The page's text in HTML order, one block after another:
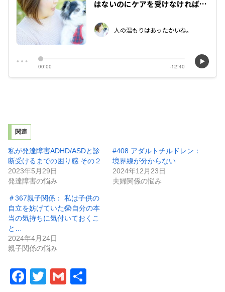
関連
私が発達障害ADHD/ASDと診
断受けるまでの困り感 その２
2023年5月29日
発達障害の悩み
#408 アダルトチルドレン：
境界線が分からない
2024年12月23日
夫婦関係の悩み
＃367親子関係： 私は子供の
自立を妨げていた😱自分の本
当の気持ちに気付いておくこ
と…
2024年4月24日
親子関係の悩み
F
T
G